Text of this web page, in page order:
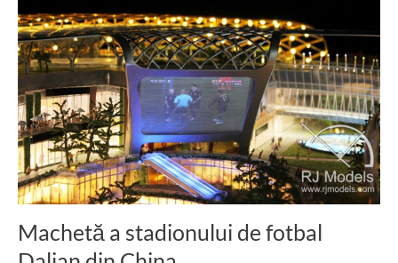
Machetă a stadionului de fotbal